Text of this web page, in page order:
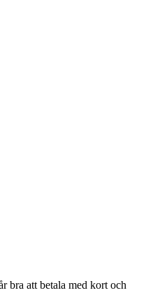
bra att betala med kort och